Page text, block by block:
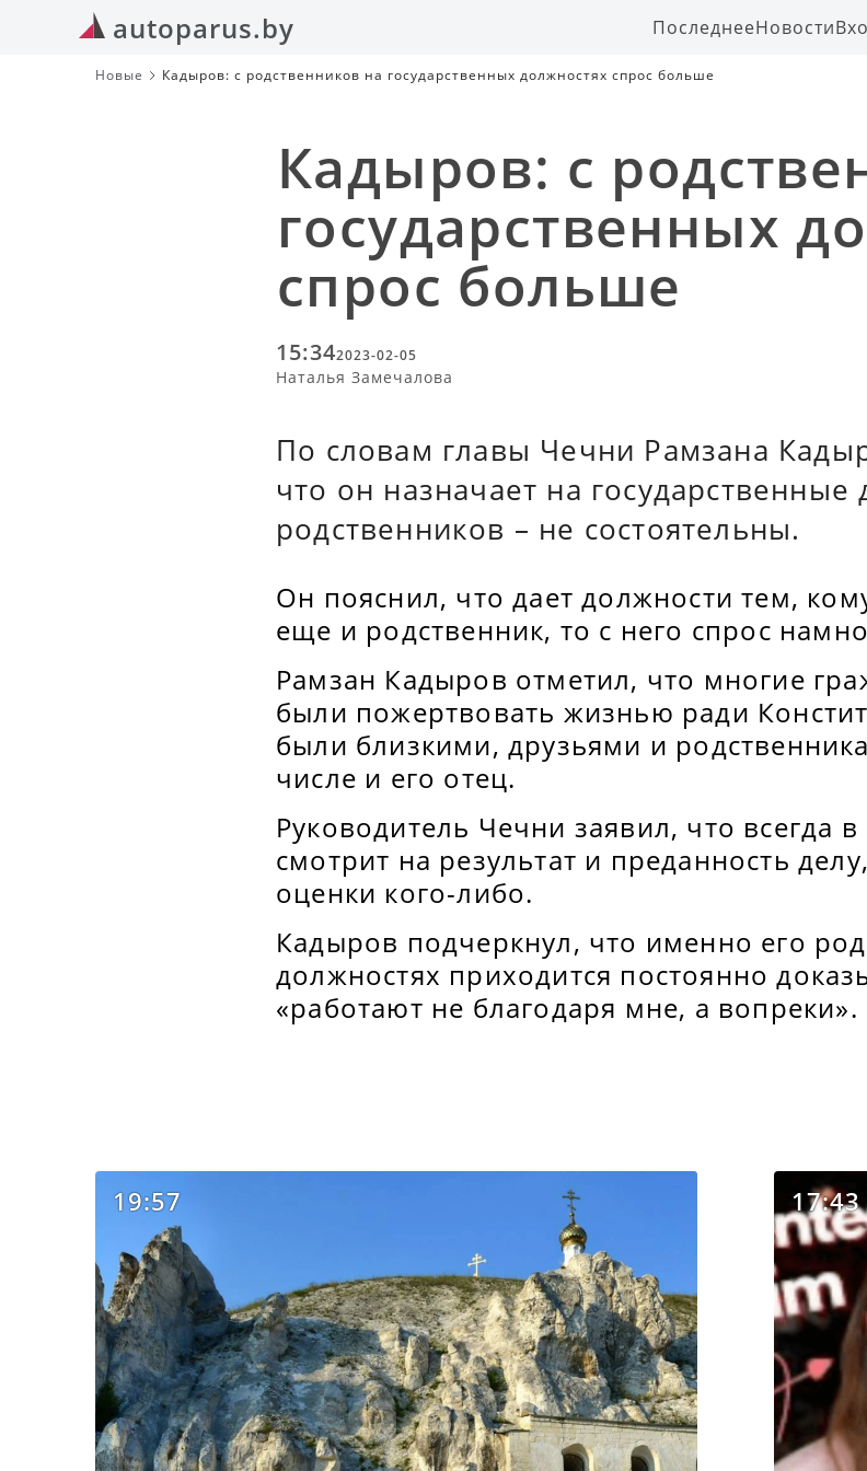
autoparus.by ПоследнееНовости
Новые Кадыров: с родственников на государственных должностях спрос больше
Кадыров: с
государственных
спрос больше
15:342023-02-05
Наталья Замечалова
По словам главы Чечни Рамзана
что он назначает на государственные
родственников – не состоятельны.
Он пояснил, что дает должности тем,
еще и родственник, то с него спрос
Рамзан Кадыров отметил, что многие
были пожертвовать жизнью ради
были близкими, друзьями и
числе и его отец.
Руководитель Чечни заявил, что всегда
смотрит на результат и преданность
оценки кого-либо.
Кадыров подчеркнул, что именно его
должностях приходится постоянно
«работают не благодаря мне, а вопреки».
19:57 17:43